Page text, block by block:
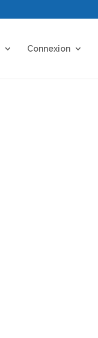
Connexion